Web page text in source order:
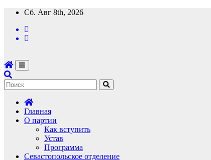
Перейти
содержимому
Сб. Авг 8th, 2026
Главная
О партии
Как вступить
Устав
Программа
Севастопольское отделение